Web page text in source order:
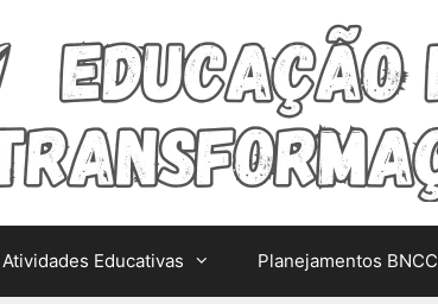
Atividades Educativas Planejamentos BNCC